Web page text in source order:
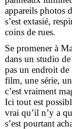
appareils photos
s’est extasié,
coins de rues.
Se promener à
dans un studio
pas un endroit
film, une série,
c’est vraiment
Ici tout est
vrai qu’il n’y a
s’est pourtant